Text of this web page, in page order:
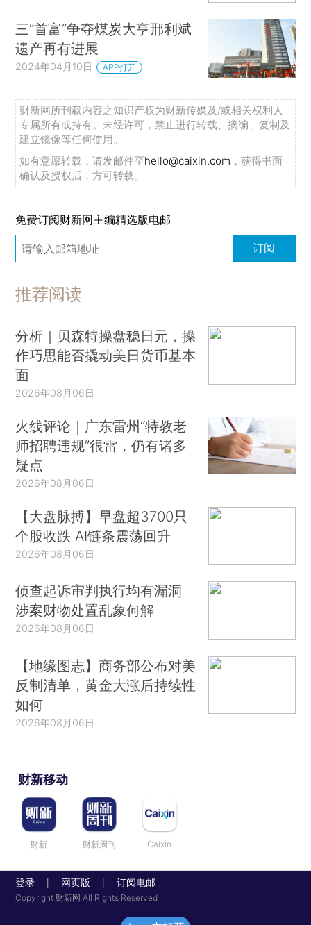
三“首富”争夺煤炭大亨邢利斌
遗产再有进展
2024年04月10日 APP打开
财新网所刊载内容之知识产权为财新传媒及/或相关权利人
专属所有或持有。未经许可，禁止进行转载、摘编、复制及
建立镜像等任何使用。
如有意愿转载，请发邮件至hello@caixin.com ，获得书面
确认及授权后，方可转载。
免费订阅财新网主编精选版电邮
订阅
推荐阅读
分析｜贝森特操盘稳日元，操
作巧思能否撬动美日货币基本
面
2026年08月06日
火线评论｜广东雷州“特教老
师招聘违规”很雷，仍有诸多
疑点
2026年08月06日
【大盘脉搏】早盘超3700只
个股收跌 AI链条震荡回升
2026年08月06日
侦查起诉审判执行均有漏洞
涉案财物处置乱象何解
2026年08月06日
【地缘图志】商务部公布对美
反制清单，黄金大涨后持续性
如何
2026年08月06日
财新移动
财新 财新周刊 Caixin
登录 网页版 订阅电邮
Copyright 财新网 All Rights Reserved